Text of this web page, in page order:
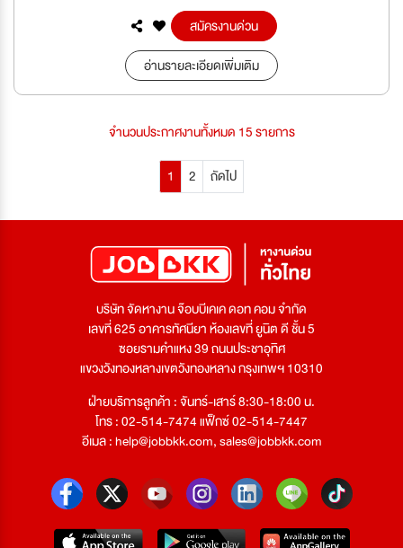
สมัครงานด่วน
อ่านรายละเอียดเพิ่มเติม
จำนวนประกาศงานทั้งหมด 15 รายการ
1 2 ถัดไป
บริษัท จัดหางาน จ๊อบบีเคเค ดอท คอม จำกัด
เลขที่ 625 อาคารทัศนียา ห้องเลขที่ ยูนิต ดี ชั้น 5
ซอยรามคำแหง 39 ถนนประชาอุทิศ
แขวงวังทองหลางเขตวังทองหลาง กรุงเทพฯ 10310
ฝ่ายบริการลูกค้า : จันทร์-เสาร์ 8:30-18:00 น.
โทร : 02-514-7474 แฟ็กซ์ 02-514-7447
อีเมล :help@jobbkk.com,sales@jobbkk.com